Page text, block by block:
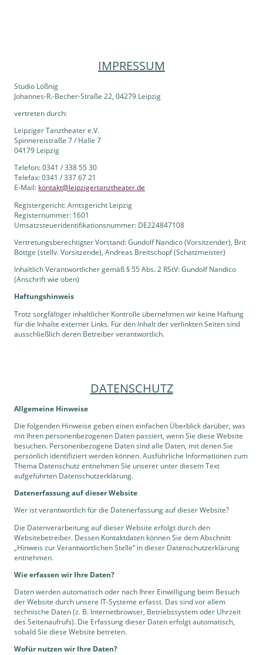
IMPRESSUM
Studio Lößnig
Johannes-R.-Becher-Straße 22, 04279 Leipzig
vertreten durch:
Leipziger Tanztheater e.V.
Spinnereistraße 7 / Halle 7
04179 Leipzig
Telefon: 0341 / 338 55 30
Telefax: 0341 / 337 67 21
E-Mail: kontakt@leipzigertanztheater.de
Registergericht: Amtsgericht Leipzig
Registernummer: 1601
Umsatzsteueridentifikationsnummer: DE224847108
Vertretungsberechtigter Vorstand: Gundolf Nandico (Vorsitzender), Brit
Böttge (stellv. Vorsitzende), Andreas Breitschopf (Schatzmeister)
Inhaltlich Verantwortlicher gemäß § 55 Abs. 2 RStV: Gundolf Nandico
(Anschrift wie oben)
Haftungshinweis
Trotz sorgfältiger inhaltlicher Kontrolle übernehmen wir keine Haftung
für die Inhalte externer Links. Für den Inhalt der verlinkten Seiten sind
ausschließlich deren Betreiber verantwortlich.
DATENSCHUTZ
Allgemeine Hinweise
Die folgenden Hinweise geben einen einfachen Überblick darüber, was
mit Ihren personenbezogenen Daten passiert, wenn Sie diese Website
besuchen. Personenbezogene Daten sind alle Daten, mit denen Sie
persönlich identifiziert werden können. Ausführliche Informationen zum
Thema Datenschutz entnehmen Sie unserer unter diesem Text
aufgeführten Datenschutzerklärung.
Datenerfassung auf dieser Website
Wer ist verantwortlich für die Datenerfassung auf dieser Website?
Die Datenverarbeitung auf dieser Website erfolgt durch den
Websitebetreiber. Dessen Kontaktdaten können Sie dem Abschnitt
„Hinweis zur Verantwortlichen Stelle“ in dieser Datenschutzerklärung
entnehmen.
Wie erfassen wir Ihre Daten?
Daten werden automatisch oder nach Ihrer Einwilligung beim Besuch
der Website durch unsere IT-Systeme erfasst. Das sind vor allem
technische Daten (z. B. Internetbrowser, Betriebssystem oder Uhrzeit
des Seitenaufrufs). Die Erfassung dieser Daten erfolgt automatisch,
sobald Sie diese Website betreten.
Wofür nutzen wir Ihre Daten?